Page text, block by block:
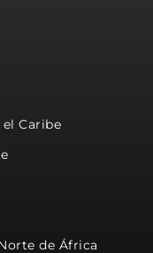
Caribe
de África